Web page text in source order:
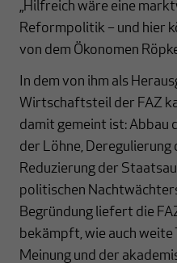
„Hilfreich wäre eine
Reformpolitik – und hier
von dem Ökonomen
In dem von ihm als
Wirtschaftsteil der FAZ
damit gemeint ist: Abbau
der Löhne, Deregulierung
Reduzierung der
politischen
Begründung liefert die
bekämpft, wie auch
Meinung und der